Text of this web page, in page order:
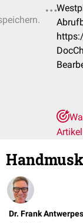
Dr. Frank Antwerpes